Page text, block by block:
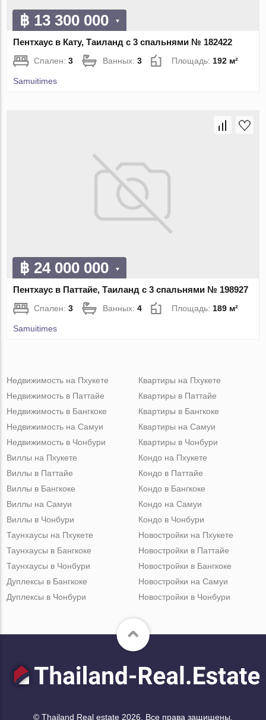
฿ 13 300 000
Пентхаус в Кату, Таиланд с 3 спальнями № 182422
Спален:3 Ванных:3 Площадь: 192 м²
Samuitimes
฿ 24 000 000
Пентхаус в Паттайе, Таиланд с 3 спальнями № 198927
Спален:3 Ванных:4 Площадь:189 м²
Samuitimes
Недвижимость на Пхукете
Недвижимость в Паттайе
Недвижимость в Бангкоке
Недвижимость на Самуи
Недвижимость в Чонбури
Квартиры на Пхукете
Квартиры в Паттайе
Квартиры в Бангкоке
Квартиры на Самуи
Квартиры в Чонбури
Виллы на Пхукете
Виллы в Паттайе
Виллы в Бангкоке
Виллы на Самуи
Виллы в Чонбури
Кондо на Пхукете
Кондо в Паттайе
Кондо в Бангкоке
Кондо на Самуи
Кондо в Чонбури
Таунхаусы на Пхукете
Таунхаусы в Бангкоке
Таунхаусы в Чонбури
Дуплексы в Бангкоке
Дуплексы в Чонбури
Новостройки на Пхукете
Новостройки в Паттайе
Новостройки в Бангкоке
Новостройки на Самуи
Новостройки в Чонбури
© Thailand Real estate 2026. Все права защищены.